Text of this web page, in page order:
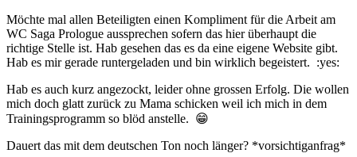
Möchte mal allen Beteiligten einen Kompliment für die Arbeit am
WC Saga Prologue aussprechen sofern das hier überhaupt die
richtige Stelle ist. Hab gesehen das es da eine eigene Website gibt.
Hab es mir gerade runtergeladen und bin wirklich begeistert. :yes:
Hab es auch kurz angezockt, leider ohne grossen Erfolg. Die wollen
mich doch glatt zurück zu Mama schicken weil ich mich in dem
Trainingsprogramm so blöd anstelle. 😁
Dauert das mit dem deutschen Ton noch länger? *vorsichtiganfrag*